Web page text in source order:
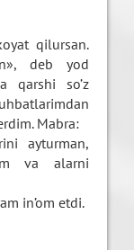
qilursan.
deb yod
qarshi so’z
Mabra:
ayturman,
va alarni
in’om etdi.